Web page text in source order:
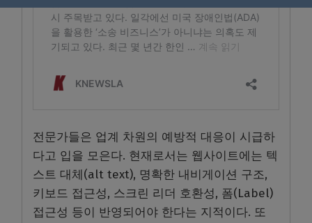
전문가들은 업계 차원의 예방적 대응이 시급하
다고 입을 모은다. 현재로서는 웹사이트에는 텍
스트 대체(alt text), 명확한 내비게이션 구조,
키보드 접근성, 스크린 리더 호환성, 폼(Label)
접근성 등이 반영되어야 한다는 지적이다. 또